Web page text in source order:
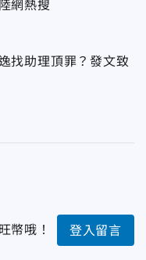
網熱搜
找助理頂罪？發文致
幣哦！ 登入留言